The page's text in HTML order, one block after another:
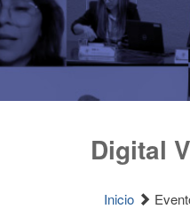
Digital
Inicio